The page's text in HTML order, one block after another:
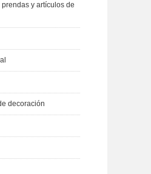
y artículos de
decoración